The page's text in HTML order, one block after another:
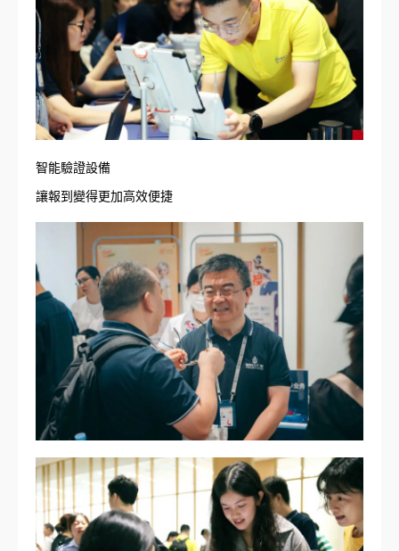
智能驗證設備
讓報到變得更加高效便捷